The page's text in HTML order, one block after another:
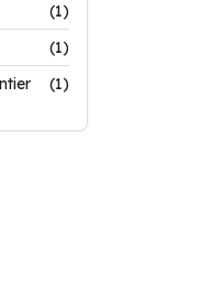
(1)
(1)
(1)